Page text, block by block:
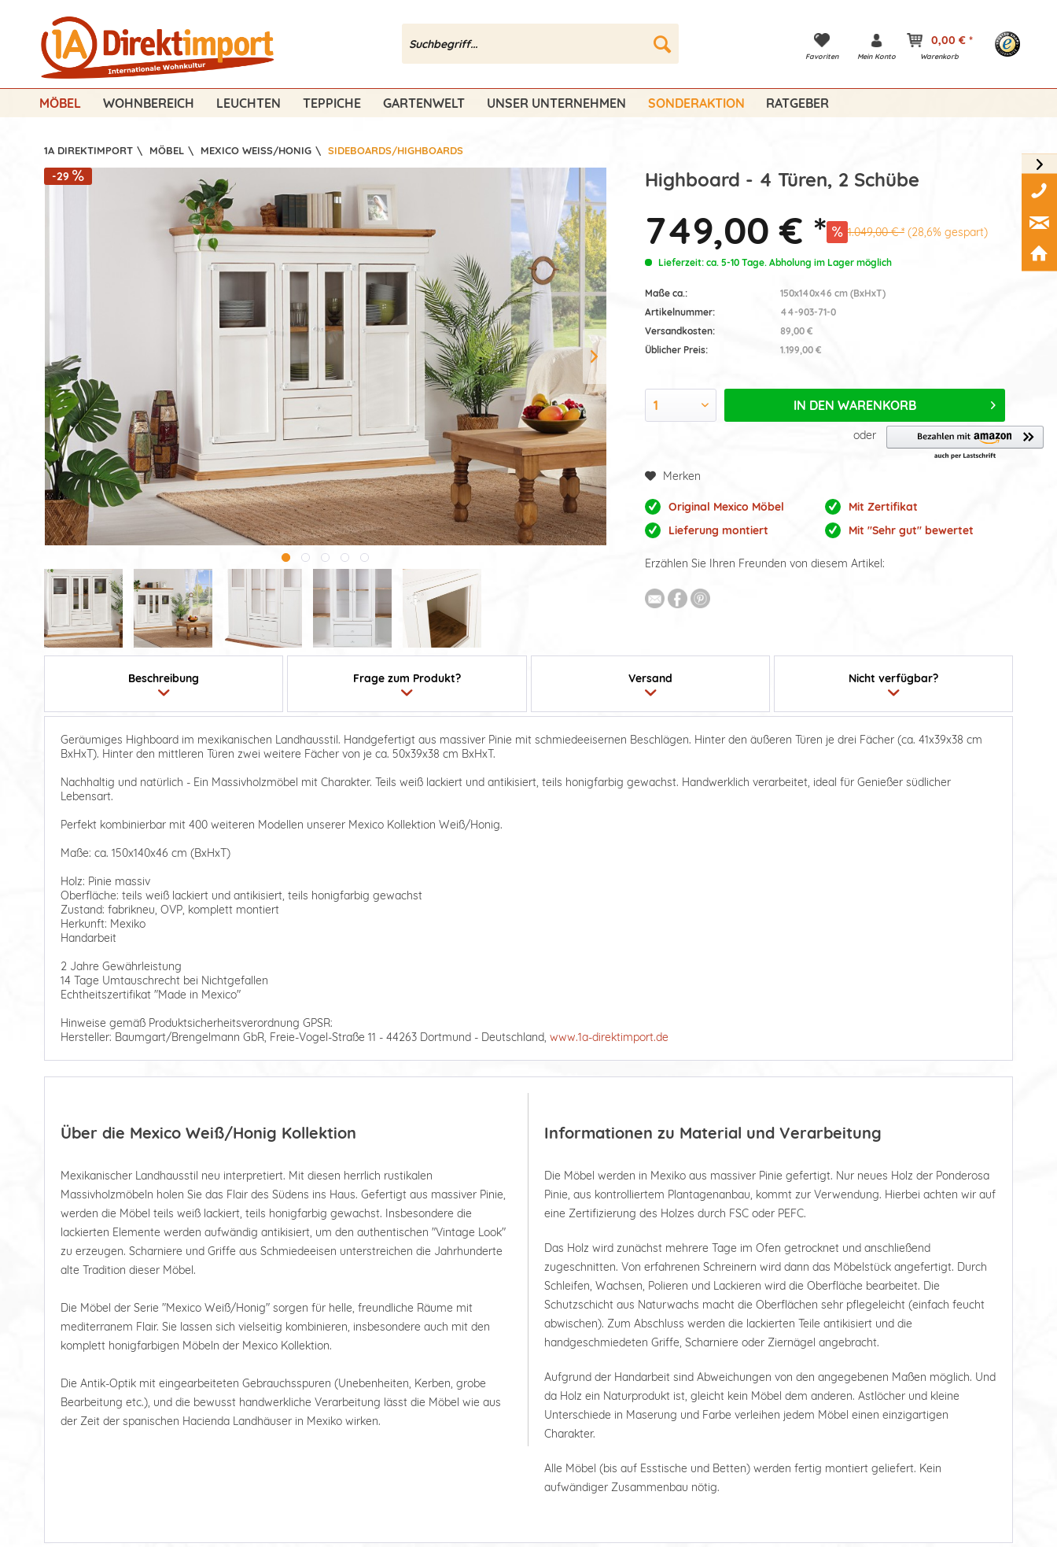
Favoriten Mein Konto
0,00 € *
Warenkorb
MÖBEL WOHNBEREICH LEUCHTEN TEPPICHE GARTENWELT UNSER UNTERNEHMEN SONDERAKTION RATGEBER
1A DIREKTIMPORT \ MÖBEL \ MEXICO WEISS/HONIG \ SIDEBOARDS/HIGHBOARDS
-29 Highboard - 4 Türen, 2 Schübe
749,00 € * 1.049,00 € * (28,6% gespart)
Lieferzeit: ca. 5-10 Tage. Abholung im Lager möglich
Maße ca.:
150x140x46 cm (BxHxT)
Artikelnummer:
44-903-71-0
Versandkosten:
89,00 €
Üblicher Preis:
1.199,00 €
IN DEN WARENKORB
oder
Merken
Original Mexico Möbel
Mit Zertifikat
Lieferung montiert
Mit "Sehr gut" bewertet
Erzählen Sie Ihren Freunden von diesem Artikel:
Beschreibung Frage zum Produkt? Versand Nicht verfügbar?
Geräumiges Highboard im mexikanischen Landhausstil. Handgefertigt aus massiver Pinie mit schmiedeeisernen Beschlägen. Hinter den äußeren Türen je drei Fächer (ca. 41x39x38 cm
BxHxT). Hinter den mittleren Türen zwei weitere Fächer von je ca. 50x39x38 cm BxHxT.
Nachhaltig und natürlich - Ein Massivholzmöbel mit Charakter. Teils weiß lackiert und antikisiert, teils honigfarbig gewachst. Handwerklich verarbeitet, ideal für Genießer südlicher
Lebensart.
Perfekt kombinierbar mit 400 weiteren Modellen unserer Mexico Kollektion Weiß/Honig.
Maße: ca. 150x140x46 cm (BxHxT)
Holz: Pinie massiv
Oberfläche: teils weiß lackiert und antikisiert, teils honigfarbig gewachst
Zustand: fabrikneu, OVP, komplett montiert
Herkunft: Mexiko
Handarbeit
2 Jahre Gewährleistung
14 Tage Umtauschrecht bei Nichtgefallen
Echtheitszertifikat "Made in Mexico"
Hinweise gemäß Produktsicherheitsverordnung GPSR:
Hersteller: Baumgart/Brengelmann GbR, Freie-Vogel-Straße 11 - 44263 Dortmund - Deutschland, www.1a-direktimport.de
Über die Mexico Weiß/Honig Kollektion
Mexikanischer Landhausstil neu interpretiert. Mit diesen herrlich rustikalen
Massivholzmöbeln holen Sie das Flair des Südens ins Haus. Gefertigt aus massiver Pinie,
werden die Möbel teils weiß lackiert, teils honigfarbig gewachst. Insbesondere die
lackierten Elemente werden aufwändig antikisiert, um den authentischen "Vintage Look"
zu erzeugen. Scharniere und Griffe aus Schmiedeeisen unterstreichen die Jahrhunderte
alte Tradition dieser Möbel.
Die Möbel der Serie "Mexico Weiß/Honig" sorgen für helle, freundliche Räume mit
mediterranem Flair. Sie lassen sich vielseitig kombinieren, insbesondere auch mit den
komplett honigfarbigen Möbeln der Mexico Kollektion.
Die Antik-Optik mit eingearbeiteten Gebrauchsspuren (Unebenheiten, Kerben, grobe
Bearbeitung etc.), und die bewusst handwerkliche Verarbeitung lässt die Möbel wie aus
der Zeit der spanischen Hacienda Landhäuser in Mexiko wirken.
Informationen zu Material und Verarbeitung
Die Möbel werden in Mexiko aus massiver Pinie gefertigt. Nur neues Holz der Ponderosa
Pinie, aus kontrolliertem Plantagenanbau, kommt zur Verwendung. Hierbei achten wir auf
eine Zertifizierung des Holzes durch FSC oder PEFC.
Das Holz wird zunächst mehrere Tage im Ofen getrocknet und anschließend
zugeschnitten. Von erfahrenen Schreinern wird dann das Möbelstück angefertigt. Durch
Schleifen, Wachsen, Polieren und Lackieren wird die Oberfläche bearbeitet. Die
Schutzschicht aus Naturwachs macht die Oberflächen sehr pflegeleicht (einfach feucht
abwischen). Zum Abschluss werden die lackierten Teile antikisiert und die
handgeschmiedeten Griffe, Scharniere oder Ziernägel angebracht.
Aufgrund der Handarbeit sind Abweichungen von den angegebenen Maßen möglich. Und
da Holz ein Naturprodukt ist, gleicht kein Möbel dem anderen. Astlöcher und kleine
Unterschiede in Maserung und Farbe verleihen jedem Möbel einen einzigartigen
Charakter.
Alle Möbel (bis auf Esstische und Betten) werden fertig montiert geliefert. Kein
aufwändiger Zusammenbau nötig.